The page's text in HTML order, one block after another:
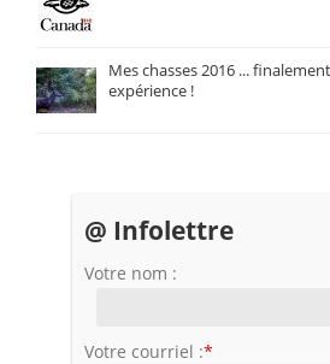
Mes chasses 2016 ...
expérience !
@ Infolettre
Votre nom :
Votre courriel :*